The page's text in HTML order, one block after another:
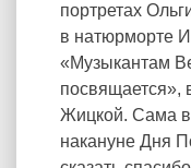
портретах
в натюрморте
«Музыкантам
посвящается»,
Жицкой. Сама
накануне Дня